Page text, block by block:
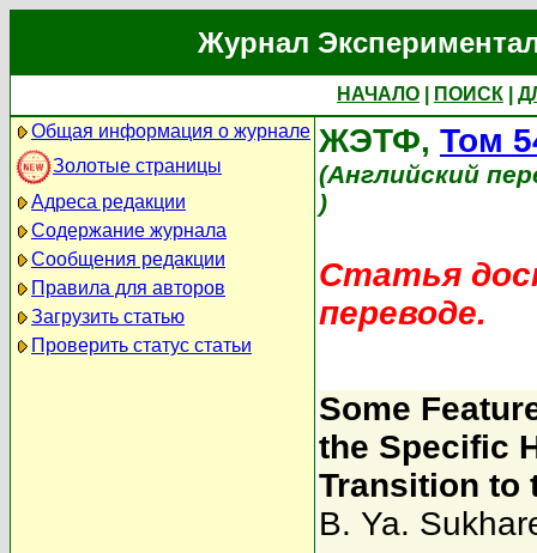
Журнал
НАЧАЛО ПОИСК
Общая информация о журнале
Золотые страницы
Адреса редакции
Содержание журнала
Сообщения редакции
Правила для авторов
Загрузить статью
Проверить статус статьи
ЖЭТФ, Том
(Английский
)
Статья
переводе.
Some
the Specific
Transition to
B. Ya.